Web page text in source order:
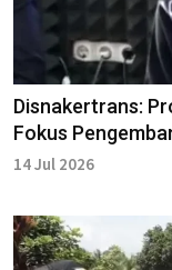
Disnakertrans:
Fokus
14 Jul 2026